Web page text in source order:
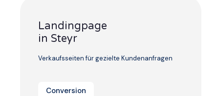
Landingpage
in Steyr
Verkaufsseiten für gezielte Kundenanfragen
Conversion